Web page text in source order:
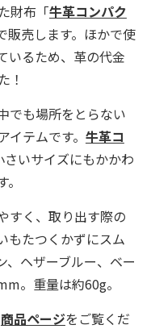
財布「牛革コンパク
販売します。ほかで使
いるため、革の代金
！
でも場所をとらない
テムです。 牛革コ
さいサイズにもかかわ
すく、取り出す際の
もたつくかずにスム
、ヘザーブルー、ベー
。重量は約60g。
商品ページをご覧くだ